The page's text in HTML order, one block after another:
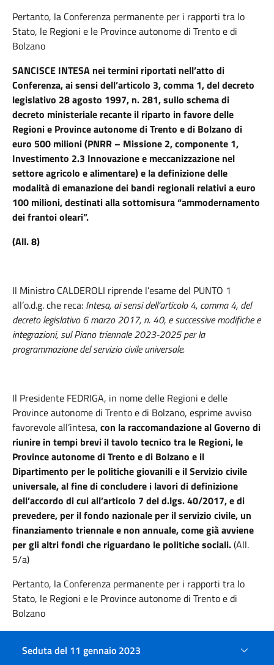
Pertanto, la Conferenza permanente per i rapporti tra lo
Stato, le Regioni e le Province autonome di Trento e di
Bolzano
SANCISCE INTESA nei termini riportati nell’atto di
Conferenza, ai sensi dell’articolo 3, comma 1, del decreto
legislativo 28 agosto 1997, n. 281, sullo schema di
decreto ministeriale recante il riparto in favore delle
Regioni e Province autonome di Trento e di Bolzano di
euro 500 milioni (PNRR – Missione 2, componente 1,
Investimento 2.3 Innovazione e meccanizzazione nel
settore agricolo e alimentare) e la definizione delle
modalità di emanazione dei bandi regionali relativi a euro
100 milioni, destinati alla sottomisura “ammodernamento
dei frantoi oleari”.
(All. 8)
Il Ministro CALDEROLI riprende l’esame del PUNTO 1
all’o.d.g. che reca: Intesa, ai sensi dell’articolo 4, comma 4, del
decreto legislativo 6 marzo 2017, n. 40, e successive modifiche e
integrazioni, sul Piano triennale 2023-2025 per la
programmazione del servizio civile universale.
Il Presidente FEDRIGA, in nome delle Regioni e delle
Province autonome di Trento e di Bolzano, esprime avviso
favorevole all’intesa, con la raccomandazione al Governo di
riunire in tempi brevi il tavolo tecnico tra le Regioni, le
Province autonome di Trento e di Bolzano e il
Dipartimento per le politiche giovanili e il Servizio civile
universale, al fine di concludere i lavori di definizione
dell’accordo di cui all’articolo 7 del d.lgs. 40/2017, e di
prevedere, per il fondo nazionale per il servizio civile, un
finanziamento triennale e non annuale, come già avviene
per gli altri fondi che riguardano le politiche sociali.(All.
5/a)
Pertanto, la Conferenza permanente per i rapporti tra lo
Stato, le Regioni e le Province autonome di Trento e di
Bolzano
Conferenza,ai sensidell’articolo 4, comma 4, del decreto
Seduta del 11 gennaio 2023